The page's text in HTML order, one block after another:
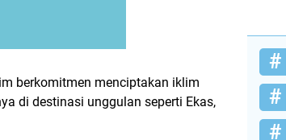
berkomitmen menciptakan iklim
di destinasi unggulan seperti Ekas,